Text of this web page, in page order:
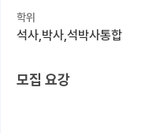
커리어
학위
석사,박사,석박사통합
모집 요강